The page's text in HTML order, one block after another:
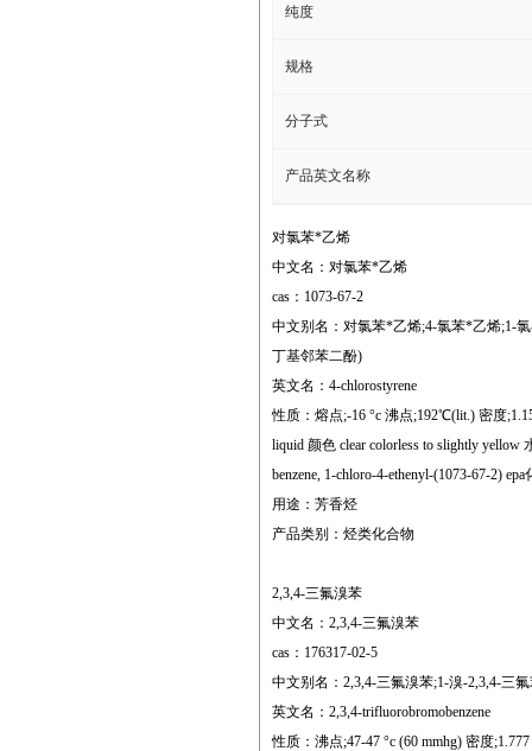
纯度
规格
分子式
产品英文名称
对氯苯*乙烯
中文名：对氯苯*乙烯
cas：1073-67-2
中文别名：对氯苯*乙烯;4-氯苯*乙烯;1-
丁基邻苯二酚)
英文名：4-chlorostyrene
性质：熔点;-16 °c 沸点;192℃(lit.) 密度
liquid 颜色 clear colorless to slightly yellow
benzene, 1-chloro-4-ethenyl-(1073-67-2)
用途：芳香烃
产品类别：烃类化合物
2,3,4-三氟溴苯
中文名：2,3,4-三氟溴苯
cas：176317-02-5
中文别名：2,3,4-三氟溴苯;1-溴-2,3,4-三
英文名：2,3,4-trifluorobromobenzene
性质：沸点;47-47 °c (60 mmhg) 密度